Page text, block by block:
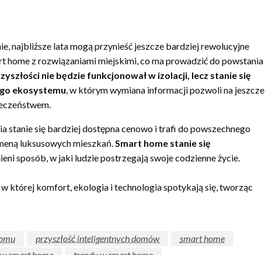
najbliższe lata mogą przynieść jeszcze bardziej rewolucyjne
home z rozwiązaniami miejskimi, co ma prowadzić do powstania
nie będzie funkcjonował w izolacji, lecz stanie się
ekosystemu, w którym wymiana informacji pozwoli na jeszcze
stanie się bardziej dostępna cenowo i trafi do powszechnego
luksusowych mieszkań.Smart home stanie się
sposób, w jaki ludzie postrzegają swoje codzienne życie.
której komfort, ekologia i technologia spotykają się, tworząc
przyszłość inteligentnych domów
smart home